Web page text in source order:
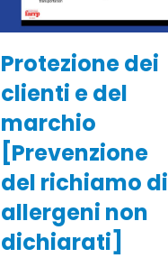
Protezione dei
clienti e del
marchio
[Prevenzione
del richiamo di
allergeni non
dichiarati]